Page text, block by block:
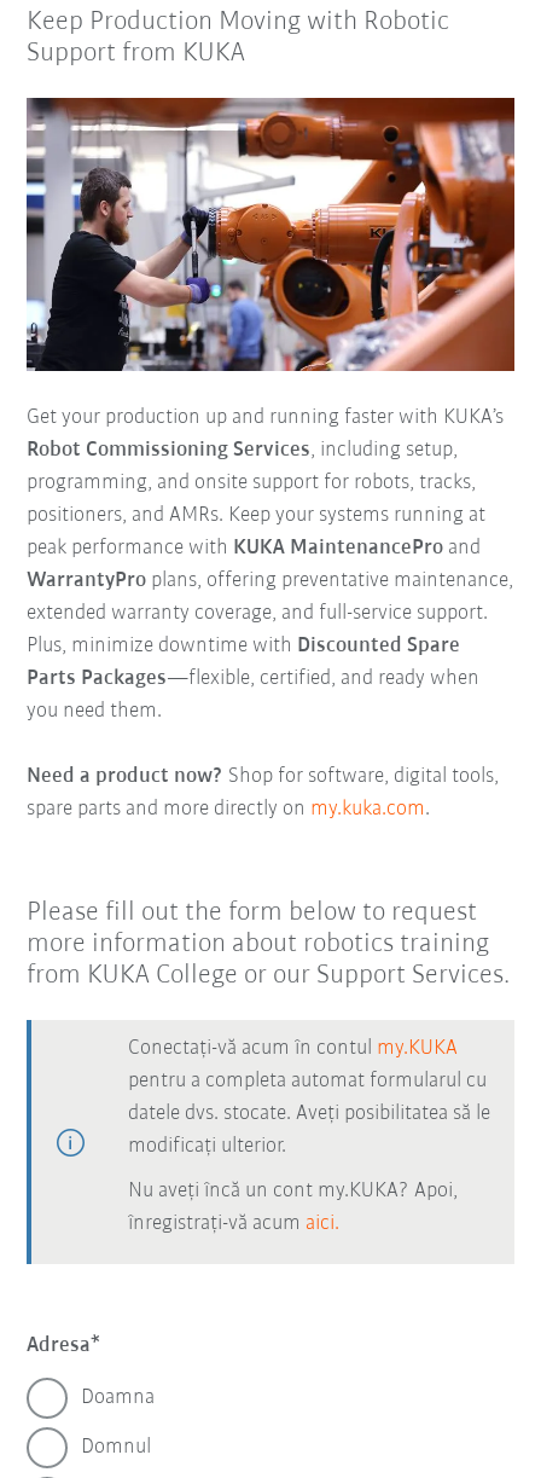
Keep Production Moving with Robotic
Support from KUKA
Get your production up and running faster with KUKA’s
Robot Commissioning Services, including setup,
programming, and onsite support for robots, tracks,
positioners, and AMRs. Keep your systems running at
peak performance with KUKA MaintenancePro and
WarrantyPro plans, offering preventative maintenance,
extended warranty coverage, and full-service support.
Plus, minimize downtime with Discounted Spare
Parts Packages—flexible, certified, and ready when
you need them.
Need a product now? Shop for software, digital tools,
spare parts and more directly on my.kuka.com.
Please fill out the form below to request
more information about robotics training
from KUKA College or our Support Services.
Conectați-vă acum în contul my.KUKA
pentru a completa automat formularul cu
datele dvs. stocate. Aveți posibilitatea să le
modificați ulterior.
Nu aveți încă un cont my.KUKA? Apoi,
înregistrați-vă acum aici.
Adresa
Doamna
Domnul